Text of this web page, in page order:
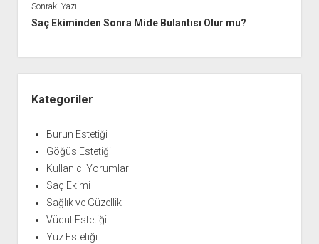
Sonraki Yazı
Saç Ekiminden Sonra Mide Bulantısı Olur mu?
Menü
Kategoriler
Burun Estetiği
Göğüs Estetiği
Kullanıcı Yorumları
Saç Ekimi
Sağlık ve Güzellik
Vücut Estetiği
Yüz Estetiği